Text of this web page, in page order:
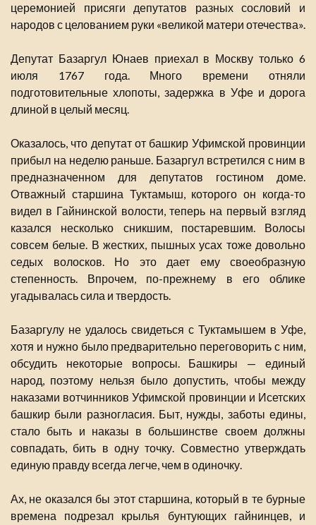
церемонией присяги депутатов разных сословий и
народов с целованием руки «великой матери отечества».
Депутат Базаргул Юнаев приехал в Москву только 6
июля 1767 года. Много времени отняли
подготовительные хлопоты, задержка в Уфе и дорога
длиной в целый месяц.
Оказалось, что депутат от башкир Уфимской провинции
прибыл на неделю раньше. Базаргул встретился с ним в
предназначенном для депутатов гостином доме.
Отважный старшина Туктамыш, которого он когда-то
видел в Гайнинской волости, теперь на первый взгляд
казался несколько сникшим, постаревшим. Волосы
совсем белые. В жестких, пышных усах тоже довольно
седых волосков. Но это дает ему своеобразную
степенность. Впрочем, по-прежнему в его облике
угадывалась сила и твердость.
Базаргулу не удалось свидеться с Туктамышем в Уфе,
хотя и нужно было предварительно переговорить с ним,
обсудить некоторые вопросы. Башкиры — единый
народ, поэтому нельзя было допустить, чтобы между
наказами вотчинников Уфимской провинции и Исетских
башкир были разногласия. Быт, нужды, заботы едины,
стало быть и наказы в большинстве своем должны
совпадать, бить в одну точку. Совместно утверждать
единую правду всегда легче, чем в одиночку.
Ах, не оказался бы этот старшина, который в те бурные
времена подрезал крылья бунтующих гайнинцев, и